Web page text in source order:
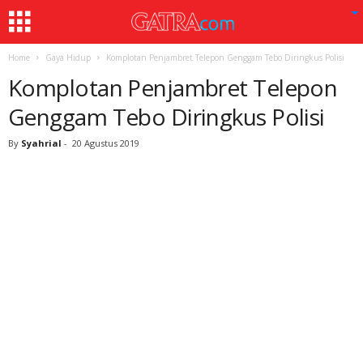
Home Gaya Hidup Komplotan Penjambret Telepon Genggam Tebo Diringkus Polisi
Komplotan Penjambret Telepon
Genggam Tebo Diringkus Polisi
By Syahrial - 20 Agustus 2019